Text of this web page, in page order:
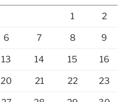
1 2
6 7 8 9
13 14 15 16
20 21 22 23